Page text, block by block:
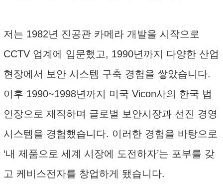
저는 1982년 진공관 카메라 개발을 시작으로
CCTV 업계에 입문했고, 1990년까지 다양한 산업
현장에서 보안 시스템 구축 경험을 쌓았습니다.
이후 1990~1998년까지 미국 Vicon사의 한국 법
인장으로 재직하며 글로벌 보안시장과 선진 경영
시스템을 경험했습니다. 이러한 경험을 바탕으로
‘내 제품으로 세계 시장에 도전하자’는 포부를 갖
고 케비스전자를 창업하게 됐습니다.